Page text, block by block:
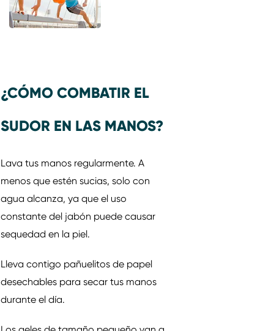
¿CÓMO COMBATIR EL
SUDOR EN LAS MANOS?
Lava tus manos regularmente. A
menos que estén sucias, solo con
agua alcanza, ya que el uso
constante del jabón puede causar
sequedad en la piel.
Lleva contigo pañuelitos de papel
desechables para secar tus manos
durante el día.